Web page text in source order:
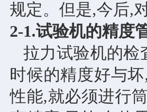
规定。但是,今后,
2-1.试验机的精度
拉力试验机的检
时候的精度好与
性能,就必须进行